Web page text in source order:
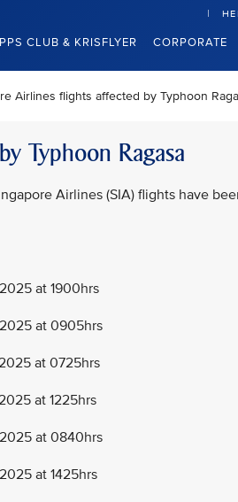
PPS CLUB & KRISFLYER CORPORATE
Airlines flights affected by Typhoon
Typhoon Ragasa
Airlines (SIA) flights have
at 1900hrs
at 0905hrs
at 0725hrs
at 1225hrs
at 0840hrs
at 1425hrs